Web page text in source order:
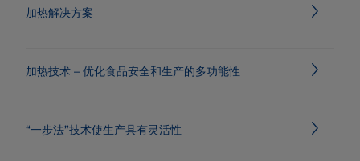
加热解决方案
加热技术 – 优化食品安全和生产的多功能性
“一步法”技术使生产具有灵活性